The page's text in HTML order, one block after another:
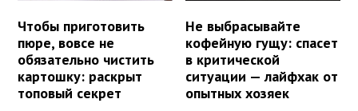
Чтобы приготовить
пюре, вовсе не
обязательно чистить
картошку: раскрыт
топовый секрет
Не выбрасывайте
кофейную гущу: спасет
в критической
ситуации — лайфхак от
опытных хозяек